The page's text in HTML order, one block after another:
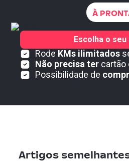
À
Rode KMs ilimitados
Não precisa ter cartão
Possibilidade de
Escolha o
Artigos